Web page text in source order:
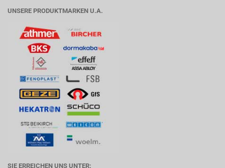
UNSERE PRODUKTMARKEN U.A.
SIE ERREICHEN UNS UNTER: